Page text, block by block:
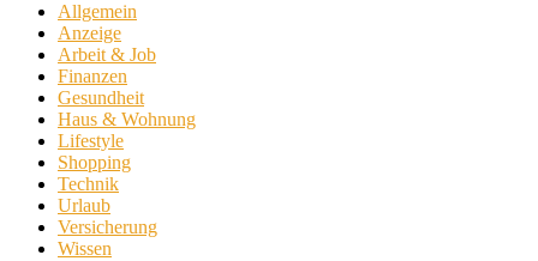
Allgemein
Anzeige
Arbeit & Job
Finanzen
Gesundheit
Haus & Wohnung
Lifestyle
Shopping
Technik
Urlaub
Versicherung
Wissen